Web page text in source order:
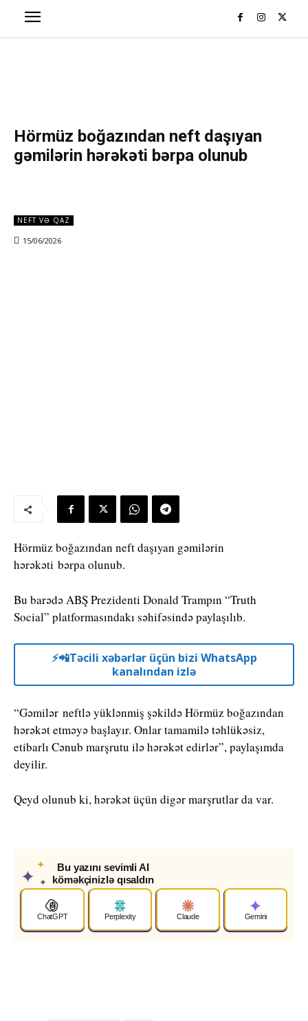
Hörmüz boğazından neft daşıyan
gəmilərin hərəkəti bərpa olunub
NEFT VƏ QAZ
15/06/2026
Hörmüz boğazından neft daşıyan gəmilərin
hərəkəti bərpa olunub.
Bu barədə ABŞ Prezidenti Donald Trampın “Truth
Social” platformasındakı səhifəsində paylaşılıb.
⚡️📲Təcili xəbərlər üçün bizi WhatsApp
kanalından izlə
“Gəmilər neftlə yüklənmiş şəkildə Hörmüz boğazından
hərəkət etməyə başlayır. Onlar tamamilə təhlükəsiz,
etibarlı Cənub marşrutu ilə hərəkət edirlər”, paylaşımda
deyilir.
Qeyd olunub ki, hərəkət üçün digər marşrutlar da var.
✦
✦
✦
Bu yazını sevimli AI
köməkçinizlə qısaldın
ChatGPT Perplexity Claude Gemini